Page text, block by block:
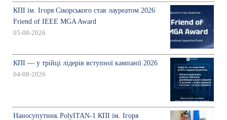
КПІ ім. Ігоря Сікорського став лауреатом 2026
Friend of IEEE MGA Award
05-08-2026
КПІ — у трійці лідерів вступної кампанії 2026
04-08-2026
Наносупутник PolyITAN-1 КПІ ім. Ігоря